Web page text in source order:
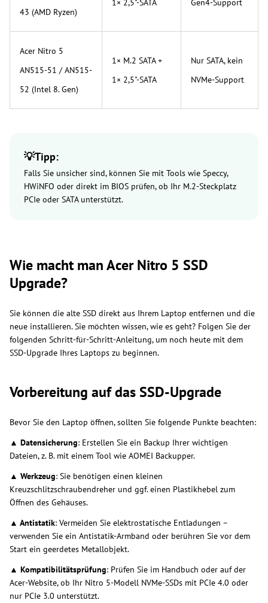
43 (AMD Ryzen)
1× 2,5"-SATA
Gen4-Support
Acer Nitro 5
AN515-51 / AN515-
52 (Intel 8. Gen)
1× M.2 SATA +
1× 2,5"-SATA
Nur SATA, kein
NVMe-Support
💡Tipp:
Falls Sie unsicher sind, können Sie mit Tools wie Speccy,
HWiNFO oder direkt im BIOS prüfen, ob Ihr M.2-Steckplatz
PCIe oder SATA unterstützt.
Wie macht man Acer Nitro 5 SSD
Upgrade?
Sie können die alte SSD direkt aus Ihrem Laptop entfernen und die
neue installieren. Sie möchten wissen, wie es geht? Folgen Sie der
folgenden Schritt-für-Schritt-Anleitung, um noch heute mit dem
SSD-Upgrade Ihres Laptops zu beginnen.
Vorbereitung auf das SSD-Upgrade
Bevor Sie den Laptop öffnen, sollten Sie folgende Punkte beachten:
▲ Datensicherung: Erstellen Sie ein Backup Ihrer wichtigen
Dateien, z. B. mit einem Tool wie AOMEI Backupper.
▲ Werkzeug: Sie benötigen einen kleinen
Kreuzschlitzschraubendreher und ggf. einen Plastikhebel zum
Öffnen des Gehäuses.
▲ Antistatik: Vermeiden Sie elektrostatische Entladungen –
verwenden Sie ein Antistatik-Armband oder berühren Sie vor dem
Start ein geerdetes Metallobjekt.
▲ Kompatibilitätsprüfung: Prüfen Sie im Handbuch oder auf der
Acer-Website, ob Ihr Nitro 5-Modell NVMe-SSDs mit PCIe 4.0 oder
nur PCIe 3.0 unterstützt.